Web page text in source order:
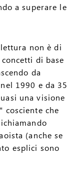
a superare le
non è di
di base
da
1990 e da 35
una visione
cosciente che
(anche se
esplici sono